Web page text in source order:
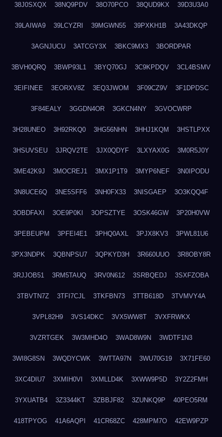
38J0SXQX 38NQ9PDV 38O70PCO 38QUD9KX 39D3U3A0
39LAIWA9 39LCYZRI 39MGWN55 39PXKH1B 3A43DKQP
3AGNJUCU 3ATCGY3X 3BKC9MX3 3BORDPAR
3BVH0QRQ 3BWP93L1 3BYQ70GJ 3C9KPDQV 3CL4BSMV
3EIFINEE 3EORXV8Z 3EQ3JWOM 3F09CZ9V 3F1DPDSC
3F84EALY 3GGDN4OR 3GKCN4NY 3GVOCWRP
3H28UNEO 3H92RKQ0 3HG56NHN 3HHJ1KQM 3HSTLPXX
3HSUVSEU 3JRQV2TE 3JX0QDYF 3LXYAX0G 3M0R5J0Y
3ME42K9J 3MOCREJ1 3MX1P1T9 3MYP6NEF 3N0IPODU
3N8UCE6Q 3NE5SFF6 3NH0FX33 3NISGAEP 3O3KQQ4F
3OBDFAXI 3OE9P0KI 3OPSZTYE 3OSK46GW 3P20H0VW
3PEBEUPM 3PFEI4E1 3PHQ0AXL 3PJX8KV3 3PWL81U6
3PX3NDPK 3QBNPSU7 3QPKYD3H 3R660UUO 3R8OBY8R
3RJJOB51 3RM5TAUQ 3RV0N612 3SRBQEDJ 3SXFZOBA
3TBVTN7Z 3TFI7CJL 3TKFBN73 3TTB618D 3TVMVY4A
3VPL82H9 3VS14DKC 3VX5WW8T 3VXFRWKX
3VZRTGEK 3W3MHD4O 3WAD8W9N 3WDTF1N3
3WI8G8SN 3WQDYCWK 3WTTA97N 3WU70G19 3X71FE60
3XC4DIU7 3XMIH0VI 3XMLLD4K 3XWW9P5D 3Y2Z2FMH
3YXUATB4 3Z3344KT 3ZBBJF82 3ZUNKQ9P 40PEO5RM
418TPYOG 41A6AQPI 41CR68ZC 428MPM7O 42EW9PZP